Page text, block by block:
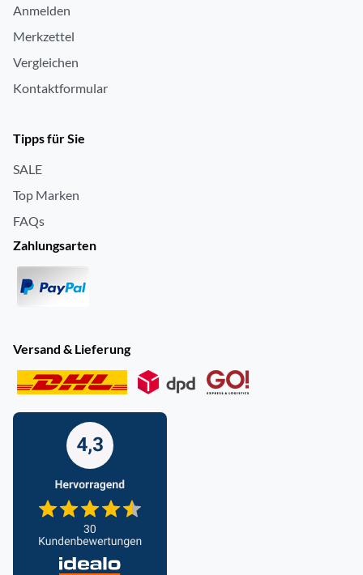
Anmelden
Merkzettel
Vergleichen
Kontaktformular
Tipps für Sie
SALE
Top Marken
FAQs
Zahlungsarten
Versand & Lieferung